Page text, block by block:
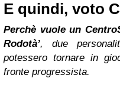
E quindi, voto
Perchè vuole un
Rodotà’, due
potessero tornare in
fronte progressista.